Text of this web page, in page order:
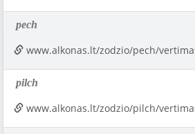
pech
www.alkonas.lt/zodzio/pech/
pilch
www.alkonas.lt/zodzio/pilch/